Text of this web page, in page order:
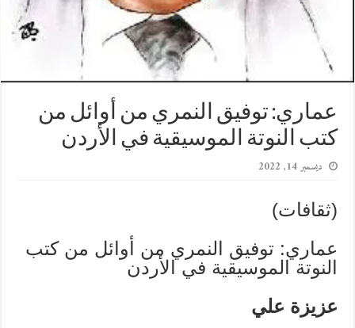
عماري: توفيق النمري من أوائل من
كتب النوتة الموسيقية في الأردن
ديسمبر 14, 2022
(ثقافات)
عماري: توفيق النمري من أوائل من كتب
النوتة الموسيقية في الأردن
عزيزة علي